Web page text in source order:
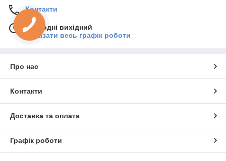
Контакти
Сьогодні вихідний
Показати весь графік роботи
Про нас
Контакти
Доставка та оплата
Графік роботи